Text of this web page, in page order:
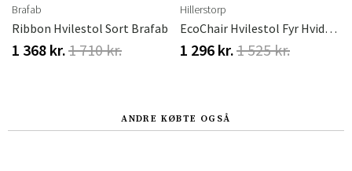
Brafab
Ribbon Hvilestol Sort Brafab
1 368 kr.1 710 kr.
Hillerstorp
EcoChair Hvilestol Fyr Hvidolieret
1 296 kr.1 525 kr.
ANDRE KØBTE OGSÅ